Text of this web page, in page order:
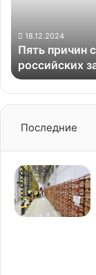
российских
застройщиков
18.12.2024
Пять причин
российских
Последние